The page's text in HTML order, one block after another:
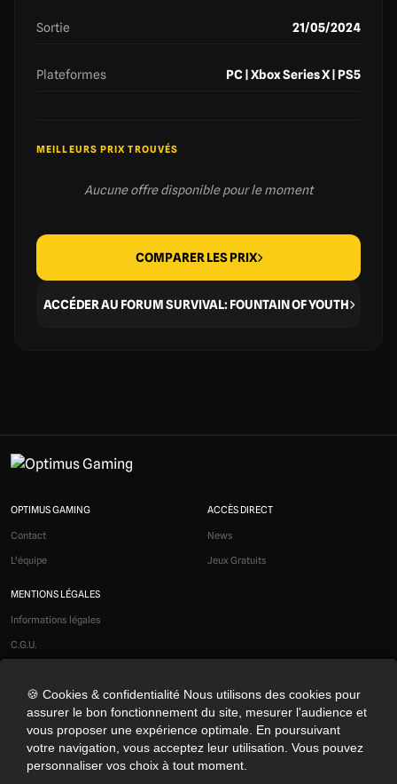
Sortie 21/05/2024
Plateformes PC | Xbox Series X | PS5
MEILLEURS PRIX TROUVÉS
Aucune offre disponible pour le moment
COMPARER LES PRIX
ACCÉDER AU FORUM SURVIVAL: FOUNTAIN OF YOUTH
OPTIMUS GAMING
Contact
L'équipe
ACCÈS DIRECT
News
Jeux Gratuits
MENTIONS LÉGALES
Informations légales
C.G.U.
Modération
Confidentialité
Cookies
Préférences cookies
🍪 Cookies & confidentialité Nous utilisons des cookies pour
assurer le bon fonctionnement du site, mesurer l'audience et
vous proposer une expérience optimale. En poursuivant
votre navigation, vous acceptez leur utilisation. Vous pouvez
personnaliser vos choix à tout moment.